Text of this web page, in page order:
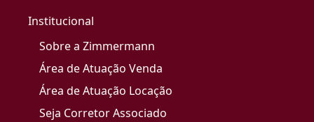
Institucional
Sobre a Zimmermann
Área de Atuação Venda
Área de Atuação Locação
Seja Corretor Associado